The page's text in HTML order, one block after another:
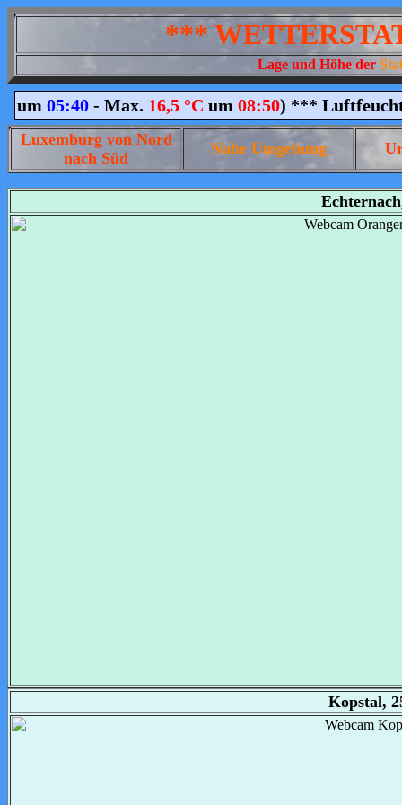
***
Lage und Höhe der
Luxemburg von Nord
nach Süd
Nahe Umgebung
Kopstal,